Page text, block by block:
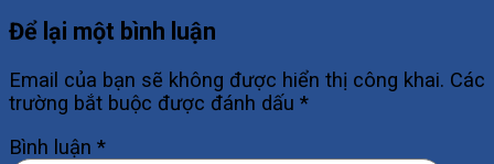
Để lại một bình luận
Email của bạn sẽ không được hiển thị công khai. Các
trường bắt buộc được đánh dấu *
Bình luận *